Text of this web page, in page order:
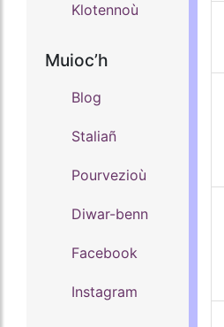
Klotennoù
Muiocʼh
Blog
Staliañ
Pourvezioù
Diwar-benn
Facebook
Instagram